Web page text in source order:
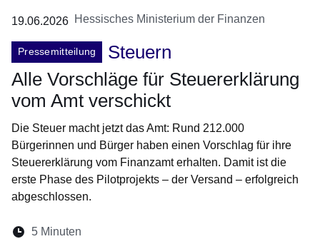
19.06.2026 Hessisches Ministerium der Finanzen
Pressemitteilung
Steuern
Alle Vorschläge für Steuererklärung
vom Amt verschickt
Die Steuer macht jetzt das Amt: Rund 212.000
Bürgerinnen und Bürger haben einen Vorschlag für ihre
Steuererklärung vom Finanzamt erhalten. Damit ist die
erste Phase des Pilotprojekts – der Versand – erfolgreich
abgeschlossen.
Lesedauer:
5 Minuten